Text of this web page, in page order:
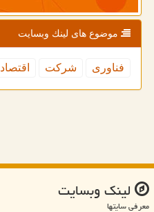
موضوع های لینك وبسایت
فناوری شركت اقتصاد
لینك وبسایت
معرفی سایتها